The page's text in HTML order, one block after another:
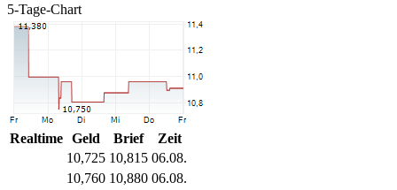
5-Tage-Chart
Realtime Geld Brief
Zeit
10,725 10,815 06.08.
10,760 10,880 06.08.